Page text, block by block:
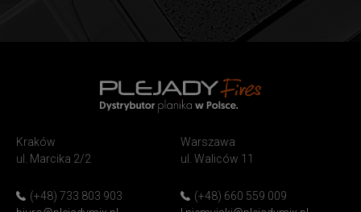
Home
&
Kraków
ul. Marcika 2/2
(+48) 733 803 903
Warszawa
ul. Waliców 11
(+48) 660 559 009